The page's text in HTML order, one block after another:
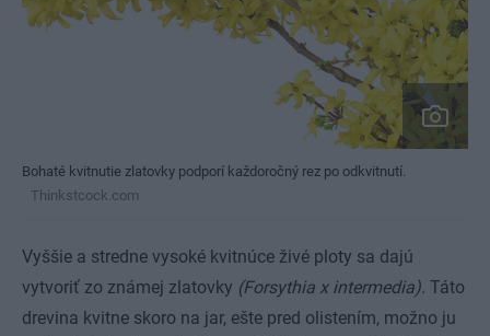
Bohaté kvitnutie zlatovky podporí každoročný rez po odkvitnutí.
Thinkstcock.com
Vyššie a stredne vysoké kvitnúce živé ploty sa dajú
vytvoriť zo známej zlatovky (Forsythia x intermedia). Táto
drevina kvitne skoro na jar, ešte pred olistením, možno ju